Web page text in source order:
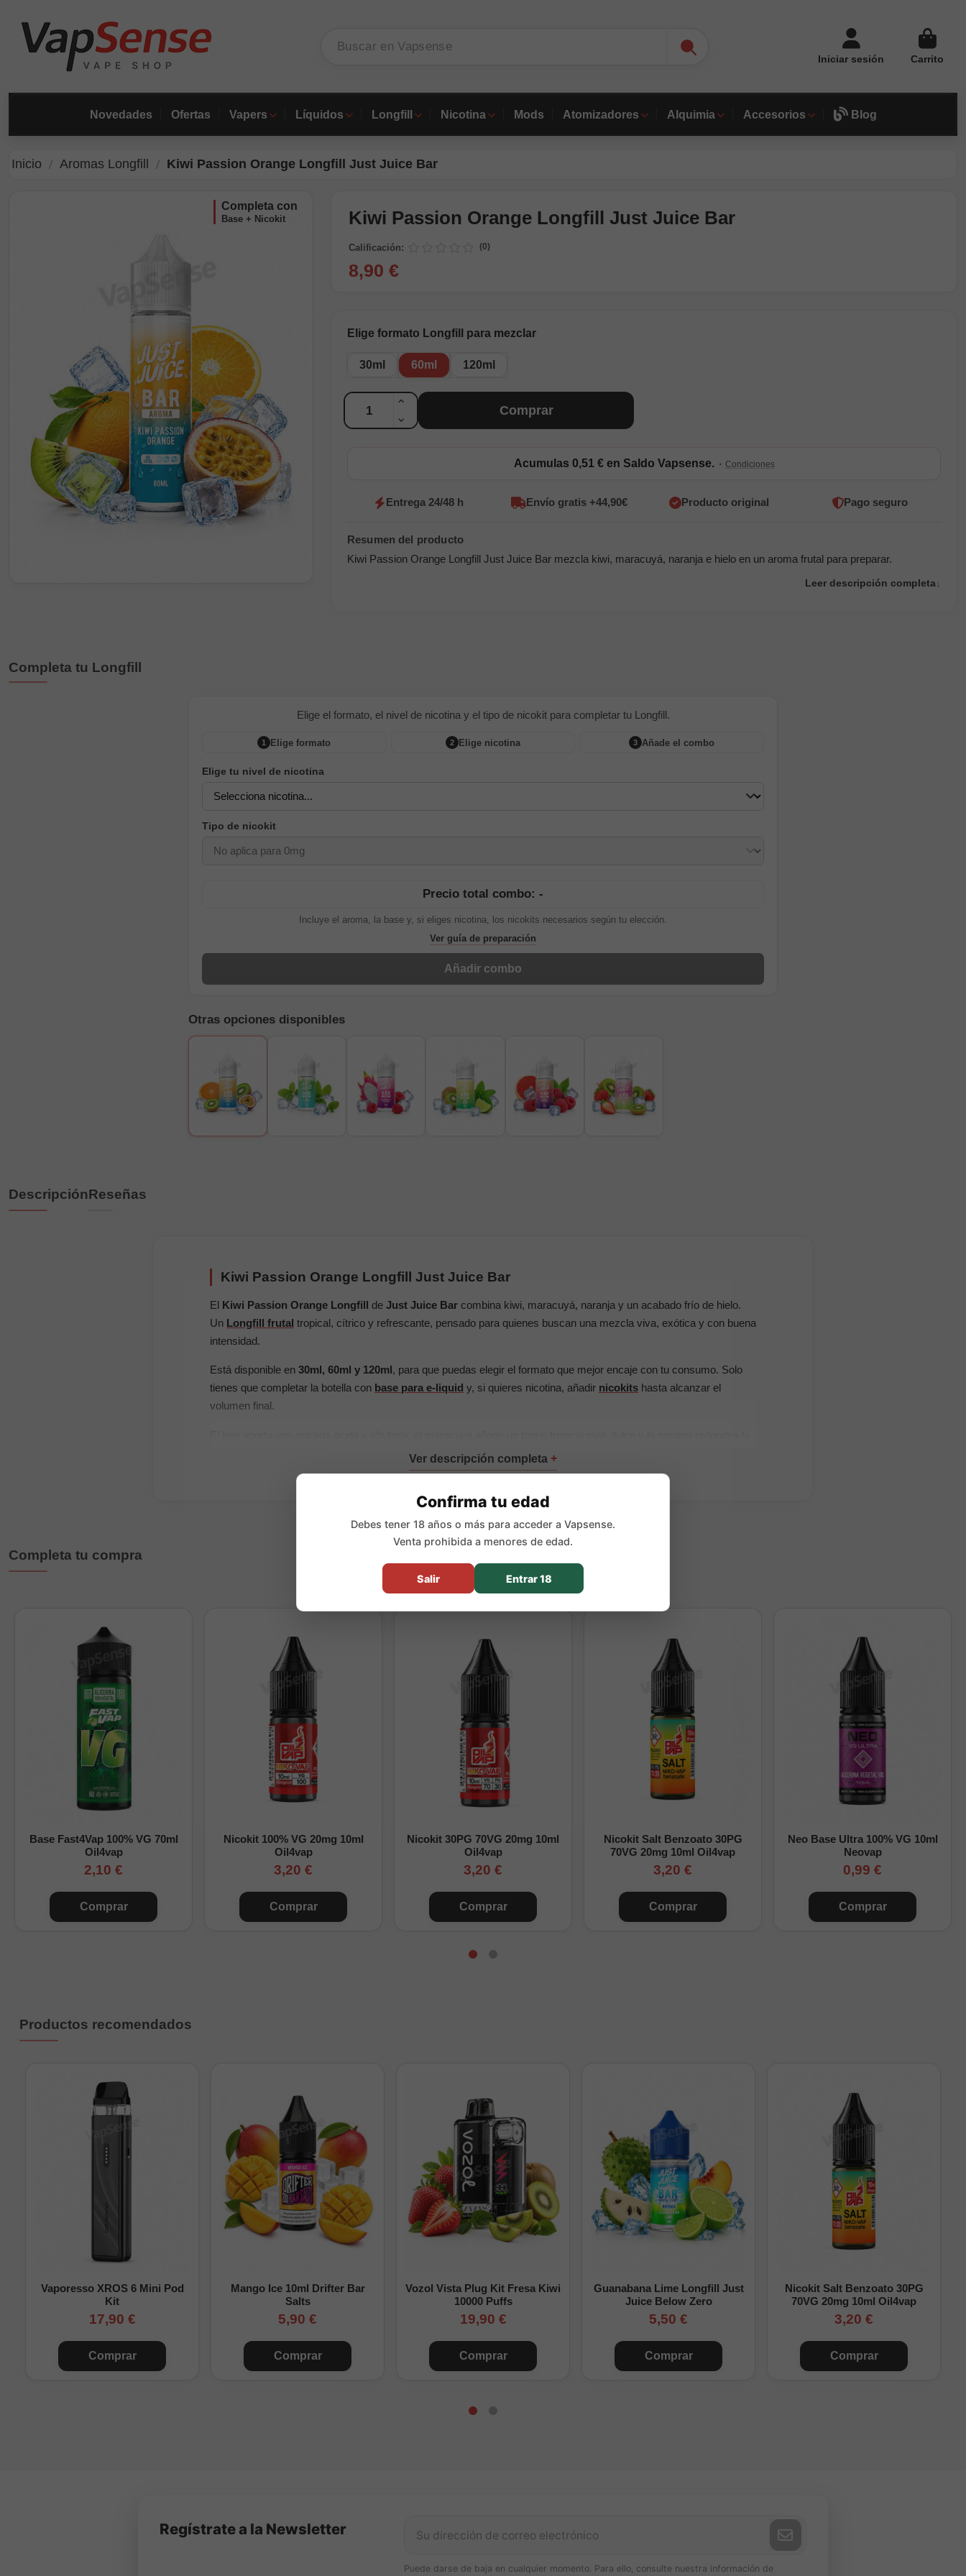
Iniciar sesión Carrito
Novedades Ofertas Vapers Líquidos Longfill Nicotina Mods Atomizadores Alquimia Accesorios Blog
Inicio Aromas Longfill Kiwi Passion Orange Longfill Just Juice Bar
completa con
Base + Nicokit Kiwi Passion Orange Longfill Just Juice Bar
Calificación: (0)
8,90 €
Elige formato Longfill para mezclar
30ml 60ml 120ml
Cantidad
Comprar
Acumulas 0,51 € en Saldo Vapsense. · Condiciones
Entrega 24/48 h Envío gratis +44,90€ Producto original Pago seguro
Kiwi Passion Orange Longfill Just Juice Bar mezcla kiwi, maracuyá, naranja e hielo en un aroma frutal para preparar.
Leer descripción completa
Completa tu Longfill
Elige el formato, el nivel de nicotina y el tipo de nicokit para completar tu Longfill.
1 Elige formato 2 Elige nicotina 3 Añade el combo
Elige tu nivel de nicotina
Tipo de nicokit
Precio total combo: -
Incluye el aroma, la base y, si eliges nicotina, los nicokits necesarios según tu elección.
Ver guía de preparación
Añadir combo
Otras opciones disponibles
DescripciónReseñas
Kiwi Passion Orange Longfill Just Juice Bar
El Kiwi Passion Orange Longfill de Just Juice Bar combina kiwi, maracuyá, naranja y un acabado frío de hielo.
Un Longfill frutal tropical, cítrico y refrescante, pensado para quienes buscan una mezcla viva, exótica y con buena
intensidad.
Está disponible en 30ml, 60ml y 120ml , para que puedas elegir el formato que mejor encaje con tu consumo. Solo
tienes que completar la botella con base para e-liquid y, si quieres nicotina, añadir nicokits hasta alcanzar el
volumen final.
mezcla con una sensación cítrica fresca. El hielo deja un final frío que refuerza el carácter refrescante del sabor.
Formatos disponibles:
botella de 60ml con 12ml de aroma concentrado
botella de 120ml con 24ml de aroma concentrado
Características principales:
Just Juice
Bar
Formatos:30ml, 60ml y 120ml
Base del aroma: 100% PG
Nicotina:sin nicotina
Maceración recomendada:
Cómo preparar este Longfill:
Elige el formato, añade base VG/PG y los nicokits necesarios hasta completar la capacidad total de la botella.
Después, agita bien la mezcla y deja reposar entre
2 y 7 días para que el sabor se integre correctamente.
Si necesitas una explicación paso a paso, puedes consultar nuestra guía para preparar un Longfill.
Sin nicotina 0mg/ml
60ml Suave
60ml Medio 2 nicokits 28ml 6,7mg/ml aprox.
60ml Fuerte 3 nicokits 18ml 10mg/ml aprox.
60ml Muy fuerte 4 nicokits 8ml 13,3mg/ml aprox.
120ml Muy suave 1 nicokit 1,7mg/ml aprox.
3,3mg/ml aprox.
Medio 6,7mg/ml aprox.
mezcla con base y/o nicokits.
Completa tu compra
Base Fast4Vap 100% VG 70ml
Oil4vap
2,10 €
Comprar
Nicokit 100% VG 20mg 10ml
Oil4vap
3,20 €
Comprar
Nicokit 30PG 70VG 20mg 10ml
Oil4vap
3,20 €
Comprar
Nicokit Salt Benzoato 30PG
70VG 20mg 10ml Oil4vap
3,20 €
Comprar
Neo Base Ultra 100% VG 10ml
Neovap
0,99 €
Comprar
Productos recomendados
Vaporesso XROS 6 Mini Pod
Kit
17,90 €
Comprar
Mango Ice 10ml Drifter Bar
Salts
5,90 €
Comprar
Vozol Vista Plug Kit Fresa Kiwi
10000 Puffs
19,90 €
Comprar
Guanabana Lime Longfill Just
Juice Below Zero
5,50 €
Comprar
Nicokit Salt Benzoato 30PG
70VG 20mg 10ml Oil4vap
3,20 €
Comprar
Regístrate a la Newsletter
Puede darse de baja en cualquier momento. Para ello, consulte nuestra información de
Confirma tu edad
Debes tener 18 años o más para acceder a Vapsense.
Venta prohibida a menores de edad.
Salir Entrar 18